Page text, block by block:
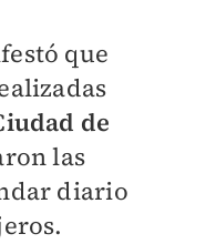
que
de
las
diario